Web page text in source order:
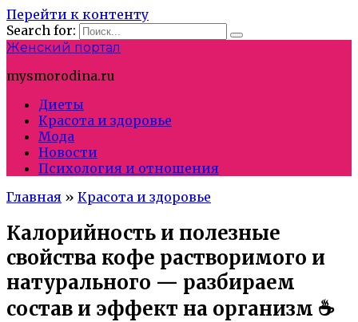
Перейти к контенту
Search for:
Женский портал
mysmorodina.ru
Диеты
Красота и здоровье
Мода
Новости
Психология и отношения
Главная » Красота и здоровье
Калорийность и полезные
свойства кофе растворимого и
натурального — разбираем
состав и эффект на организм ☕